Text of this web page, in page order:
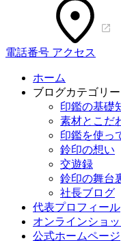
電話番号 アクセス
ホーム
ブログカテゴリー
印鑑の基礎
素材とこだ
印鑑を使っ
鈴印の想い
交遊録
鈴印の舞台
社長ブログ
代表プロフィール
オンラインショ
公式ホームページ